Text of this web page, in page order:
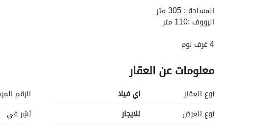
المساحة : 305 متر
الرووف :110 متر
4 غرف نوم
تشطيب الترا سوبر لوكس مودرن
اول سكن
مطبخ شيك جدا
معلومات عن العقار
نوع العقار
اي فيلا
نوع العرض
للايجار
الرقم
نُشِر في